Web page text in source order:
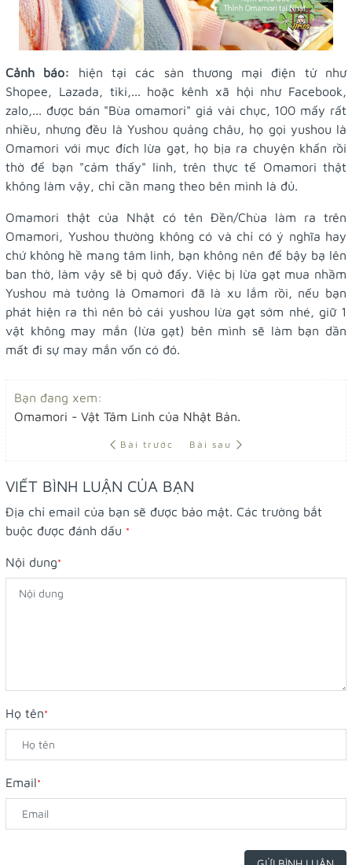
Cảnh báo: hiện tại các sàn thương mại điện tử như
Shopee, Lazada, tiki,... hoặc kênh xã hội như Facebook,
zalo,... được bán "Bùa omamori" giá vài chục, 100 mấy rất
nhiều, nhưng đều là Yushou quảng châu, họ gọi yushou là
Omamori với mục đích lừa gạt, họ bịa ra chuyện khấn rồi
thờ để bạn "cảm thấy" linh, trên thực tế Omamori thật
không làm vậy, chỉ cần mang theo bên mình là đủ.
Omamori thật của Nhật có tên Đền/Chùa làm ra trên
Omamori, Yushou thường không có và chỉ có ý nghĩa hay
chứ không hề mang tâm linh, bạn không nên để bậy bạ lên
ban thờ, làm vậy sẽ bị quở đấy. Việc bị lừa gạt mua nhầm
Yushou mà tưởng là Omamori đã là xu lắm rồi, nếu bạn
phát hiện ra thì nên bỏ cái yushou lừa gạt sớm nhé, giữ 1
vật không may mắn (lừa gạt) bên mình sẽ làm bạn dần
mất đi sự may mắn vốn có đó.
Bạn đang xem:
Omamori - Vật Tâm Linh của Nhật Bản.
Bài trước Bài sau
VIẾT BÌNH LUẬN CỦA BẠN
Địa chỉ email của bạn sẽ được bảo mật. Các trường bắt
buộc được đánh dấu *
Nội dung*
Họ tên*
Email*